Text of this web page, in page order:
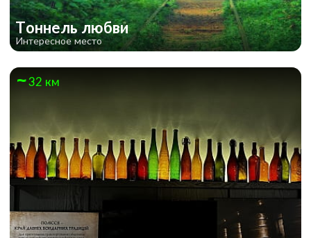
Тоннель любви
Интересное место
32 км